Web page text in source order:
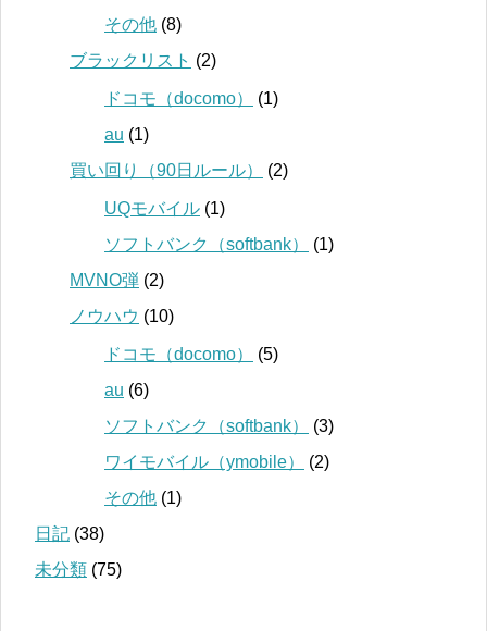
その他 (8)
ブラックリスト (2)
ドコモ（docomo）
(1)
au (1)
買い回り（90日ルール）
(2)
UQモバイル (1)
ソフトバンク（softbank）
(1)
MVNO弾 (2)
ノウハウ (10)
ドコモ（docomo）
(5)
au (6)
ソフトバンク（softbank）
(3)
ワイモバイル（ymobile）
(2)
その他 (1)
日記 (38)
未分類 (75)